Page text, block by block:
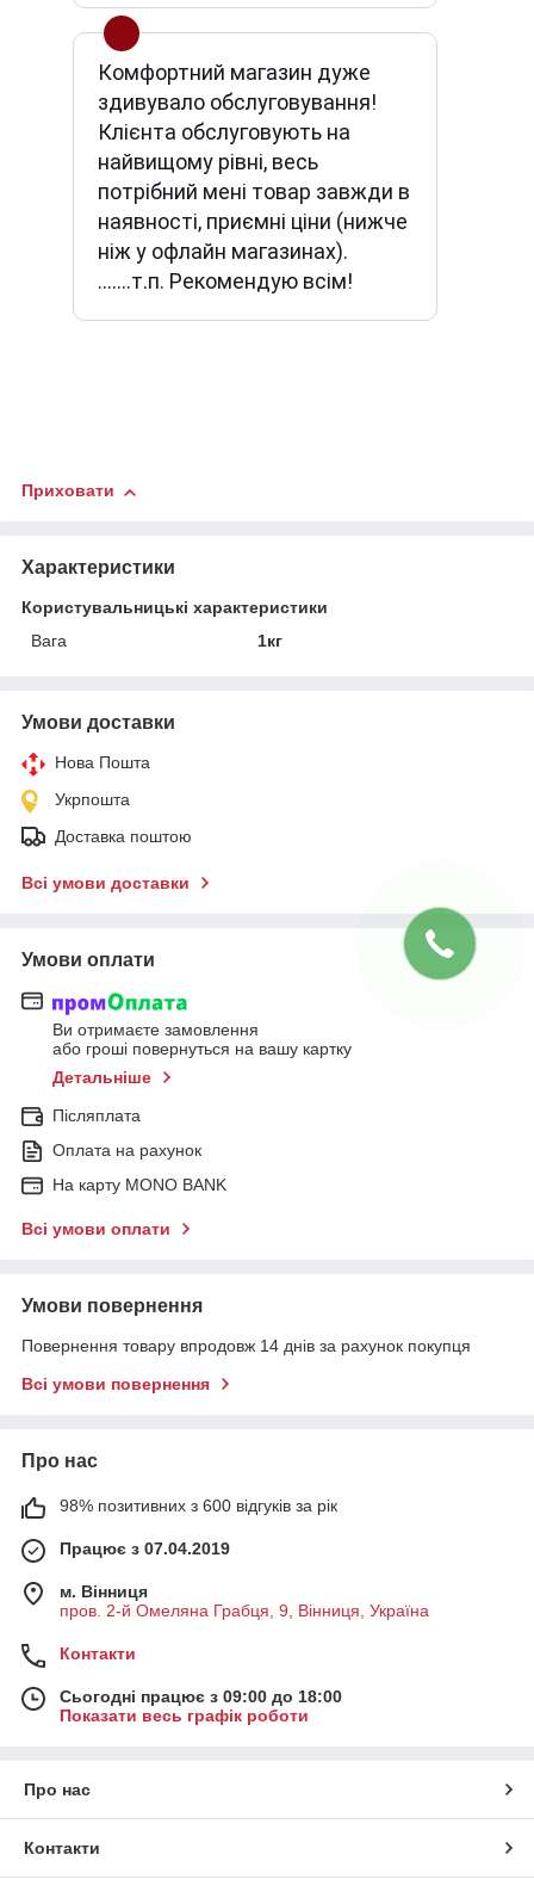
Комфортний магазин дуже
здивувало обслуговування!
Клієнта обслуговують на
найвищому рівні, весь
потрібний мені товар завжди в
наявності, приємні ціни (нижче
ніж у офлайн магазинах).
.......т.п. Рекомендую всім!
Приховати
Характеристики
Користувальницькі характеристики
Вага
1кг
Умови доставки
Нова Пошта
Укрпошта
Доставка поштою
Всі умови доставки
Умови оплати
Ви отримаєте замовлення
або гроші повернуться на вашу картку
Детальніше
Післяплата
Оплата на рахунок
На карту MONO BANK
Всі умови оплати
Умови повернення
Повернення товару впродовж 14 днів за рахунок покупця
Всі умови повернення
Про нас
98% позитивних з 600 відгуків за рік
Працює з 07.04.2019
м. Вінниця
пров. 2-й Омеляна Грабця, 9, Вінниця, Україна
Контакти
Сьогодні працює з 09:00 до 18:00
Показати весь графік роботи
Про нас
Контакти